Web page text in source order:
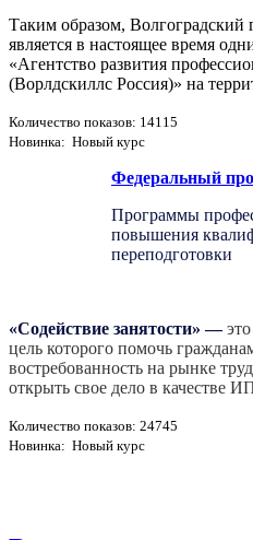
Таким образом, Волгоградский
является в настоящее время
«Агентство развития
(Ворлдскиллс Россия)» на
Количество показов: 14115
Новинка: Новый курс
Федеральный
Программы
повышения
переподготовки
«Содействие занятости» —
цель которого помочь
востребованность на рынке
открыть свое дело в качестве
Количество показов: 24745
Новинка: Новый курс